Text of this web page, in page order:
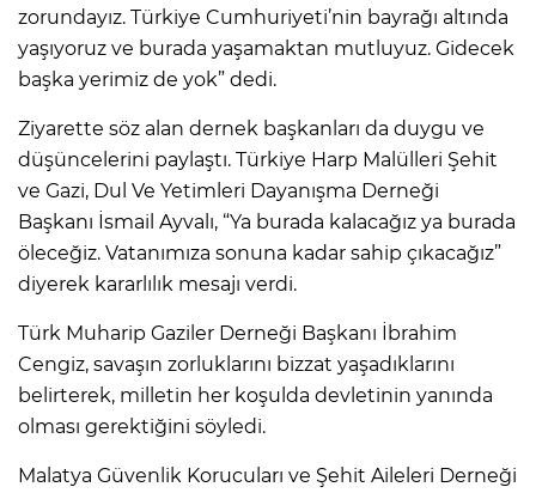
zorundayız. Türkiye Cumhuriyeti’nin bayrağı altında
yaşıyoruz ve burada yaşamaktan mutluyuz. Gidecek
başka yerimiz de yok” dedi.
Ziyarette söz alan dernek başkanları da duygu ve
düşüncelerini paylaştı. Türkiye Harp Malülleri Şehit
ve Gazi, Dul Ve Yetimleri Dayanışma Derneği
Başkanı İsmail Ayvalı, “Ya burada kalacağız ya burada
öleceğiz. Vatanımıza sonuna kadar sahip çıkacağız”
diyerek kararlılık mesajı verdi.
Türk Muharip Gaziler Derneği Başkanı İbrahim
Cengiz, savaşın zorluklarını bizzat yaşadıklarını
belirterek, milletin her koşulda devletinin yanında
olması gerektiğini söyledi.
Malatya Güvenlik Korucuları ve Şehit Aileleri Derneği